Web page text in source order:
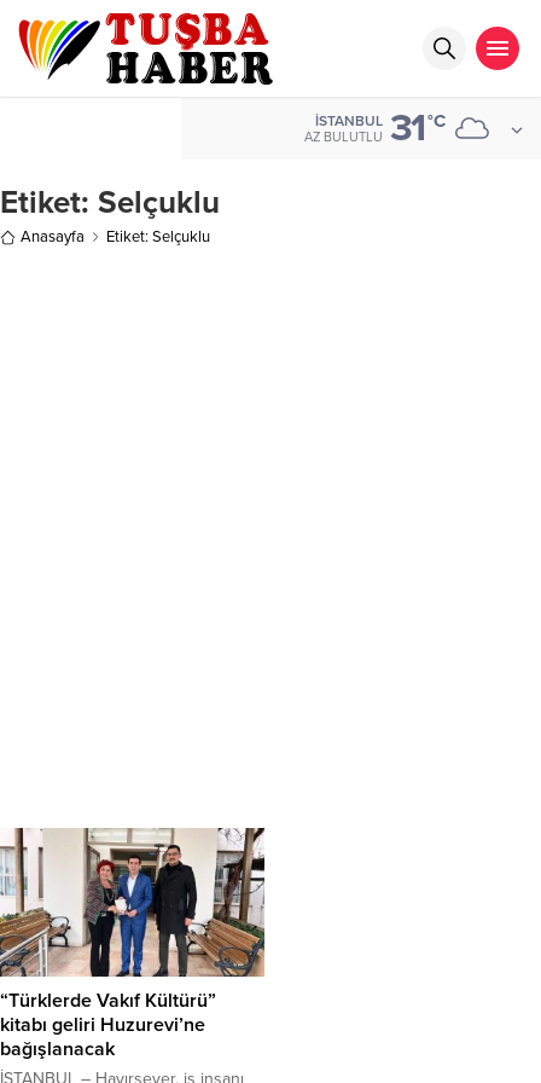
İSTANBUL
AZ BULUTLU 31°C
Etiket: Selçuklu
Anasayfa Etiket: Selçuklu
“Türklerde Vakıf Kültürü”
kitabı geliri Huzurevi’ne
bağışlanacak